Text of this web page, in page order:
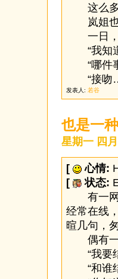
这么多
岚姐也
一日，
“我知道
“哪件
“接吻
发表人: 若谷
也是一
星期一 四
[ 心情:
[
状态:
有一网
经常在线
暄几句，
偶有一
“我要结
“和谁